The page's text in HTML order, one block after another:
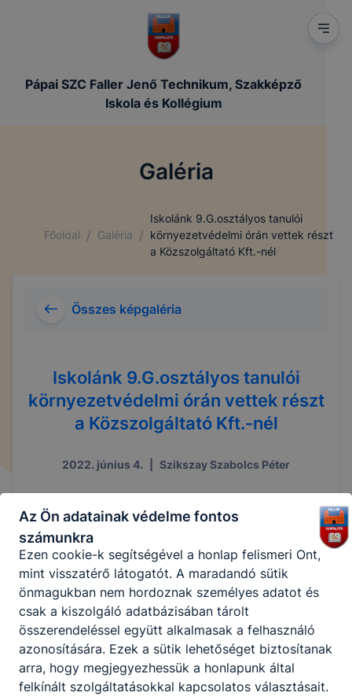
Pápai SZC Faller Jenő Technikum, Szakképző
Iskola és Kollégium
Galéria
Főoldal / Galéria /
Iskolánk 9.G.osztályos tanulói
környezetvédelmi órán vettek részt
a Közszolgáltató Kft.-nél
Összes képgaléria
Iskolánk 9.G.osztályos tanulói
környezetvédelmi órán vettek részt
a Közszolgáltató Kft.-nél
2022. június 4. Szikszay Szabolcs Péter
Az Ön adatainak védelme fontos
számunkra
Önnek még jobb felhasználói élményt, ha ismét
meglátogatja oldalunkat,
Ezek a cookie-k ahhoz szükségesek, hogy a
által adott oldalakon végzett műveletek
megjegyzését egy látogatás során.
végeztével, illetve a böngésző bezárásával ezek a
Ezen cookie-k alkalmazása nélkül nem tudjuk
garantálni Önnek honlapunk használatát.
cookie-k
A “maradandó sütik” (persistent cookie) a honlap
elhagyását követően is tárolódnak a számítógépen,
notebookon vagy mobileszközön.
Ezen cookie-k segítségével a honlap felismeri Önt,
mint visszatérő látogatót. A maradandó sütik
önmagukban nem hordoznak személyes adatot és
csak a kiszolgáló adatbázisában tárolt
összerendeléssel együtt alkalmasak a felhasználó
azonosítására. Ezek a sütik lehetőséget biztosítanak
arra, hogy megjegyezhessük a honlapunk által
felkínált szolgáltatásokkal kapcsolatos választásait.